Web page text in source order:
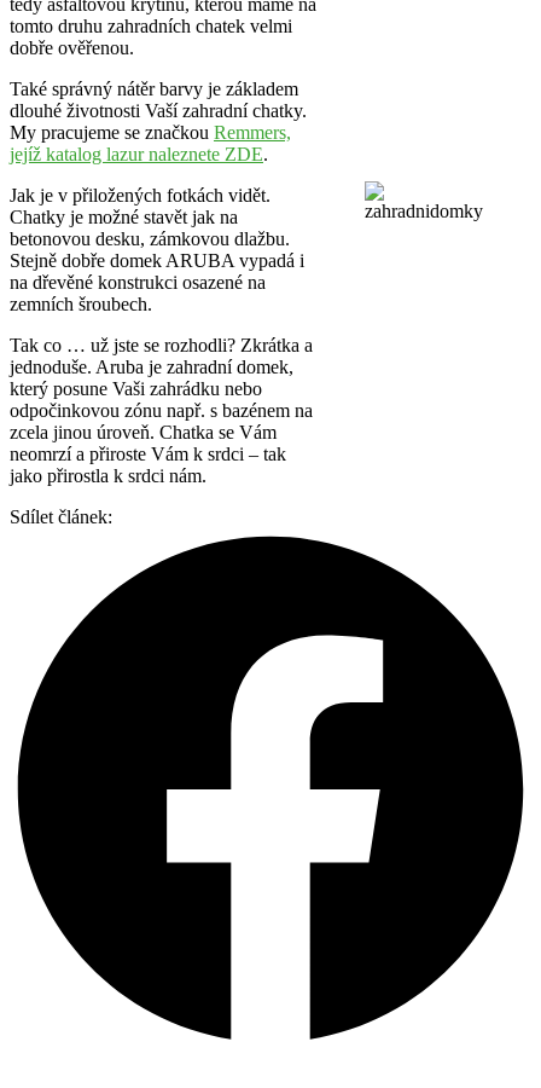
tomto druhu zahradních chatek velmi
dobře ověřenou.
Také správný nátěr barvy je základem
dlouhé životnosti Vaší zahradní chatky.
My pracujeme se značkou Remmers,
jejíž katalog lazur naleznete ZDE.
Jak je v přiložených fotkách vidět.
Chatky je možné stavět jak na
betonovou desku, zámkovou dlažbu.
Stejně dobře domek ARUBA vypadá i
na dřevěné konstrukci osazené na
zemních šroubech.
Tak co … už jste se rozhodli? Zkrátka a
jednoduše. Aruba je zahradní domek,
který posune Vaši zahrádku nebo
odpočinkovou zónu např. s bazénem na
zcela jinou úroveň. Chatka se Vám
neomrzí a přiroste Vám k srdci – tak
jako přirostla k srdci nám.
Sdílet článek: